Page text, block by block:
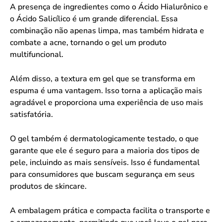
A presença de ingredientes como o Ácido Hialurônico e
o Ácido Salicílico é um grande diferencial. Essa
combinação não apenas limpa, mas também hidrata e
combate a acne, tornando o gel um produto
multifuncional.
Além disso, a textura em gel que se transforma em
espuma é uma vantagem. Isso torna a aplicação mais
agradável e proporciona uma experiência de uso mais
satisfatória.
O gel também é dermatologicamente testado, o que
garante que ele é seguro para a maioria dos tipos de
pele, incluindo as mais sensíveis. Isso é fundamental
para consumidores que buscam segurança em seus
produtos de skincare.
A embalagem prática e compacta facilita o transporte e